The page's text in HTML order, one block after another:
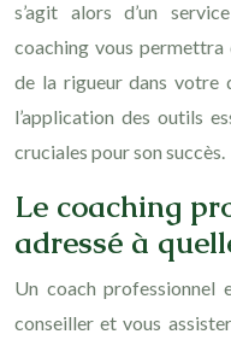
s’agit alors d’un
coaching vous permettra
de la rigueur dans votre
l’application des outils
cruciales pour son succès.
Le coaching
adressé à
Un coach professionnel
conseiller et vous